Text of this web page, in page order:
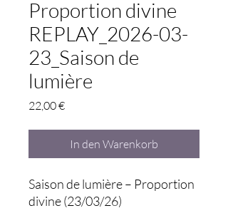
Proportion divine
REPLAY_2026-03-
23_Saison de
lumière
22,00 €Preis
In den Warenkorb
Saison de lumière – Proportion
divine (23/03/26)